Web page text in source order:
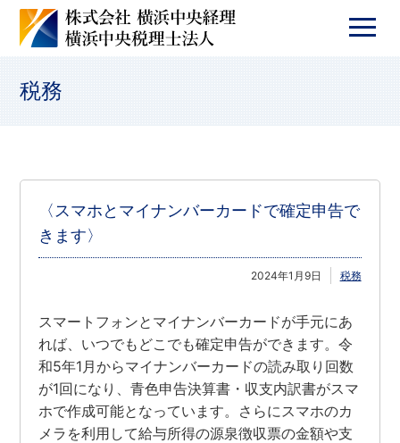
税務
〈スマホとマイナンバーカードで確定申告で
きます〉
2024年1月9日 税務
スマートフォンとマイナンバーカードが手元にあ
れば、いつでもどこでも確定申告ができます。令
和5年1月からマイナンバーカードの読み取り回数
が1回になり、青色申告決算書・収支内訳書がスマ
ホで作成可能となっています。さらにスマホのカ
メラを利用して給与所得の源泉徴収票の金額や支